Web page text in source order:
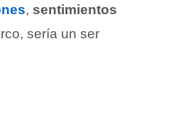
, sentimientos
sería un ser